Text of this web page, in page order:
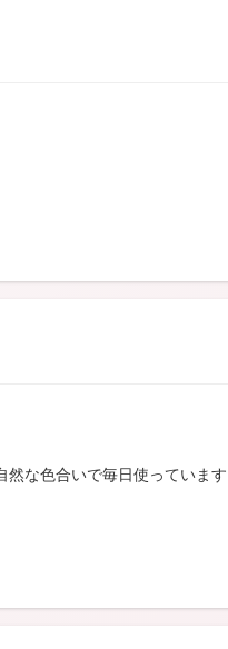
な色合いで毎日使っていま